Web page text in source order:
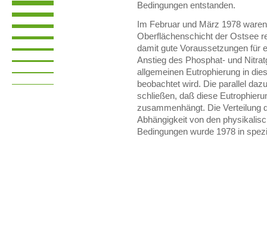
Bedingungen entstanden.
Im Februar und März 1978
Oberflächenschicht der Ostsee
damit gute Voraussetzungen für
Anstieg des Phosphat- und
allgemeinen Eutrophierung in
beobachtet wird. Die parallel
schließen, daß diese
zusammenhängt. Die Verteilung
Abhängigkeit von den
Bedingungen wurde 1978 in